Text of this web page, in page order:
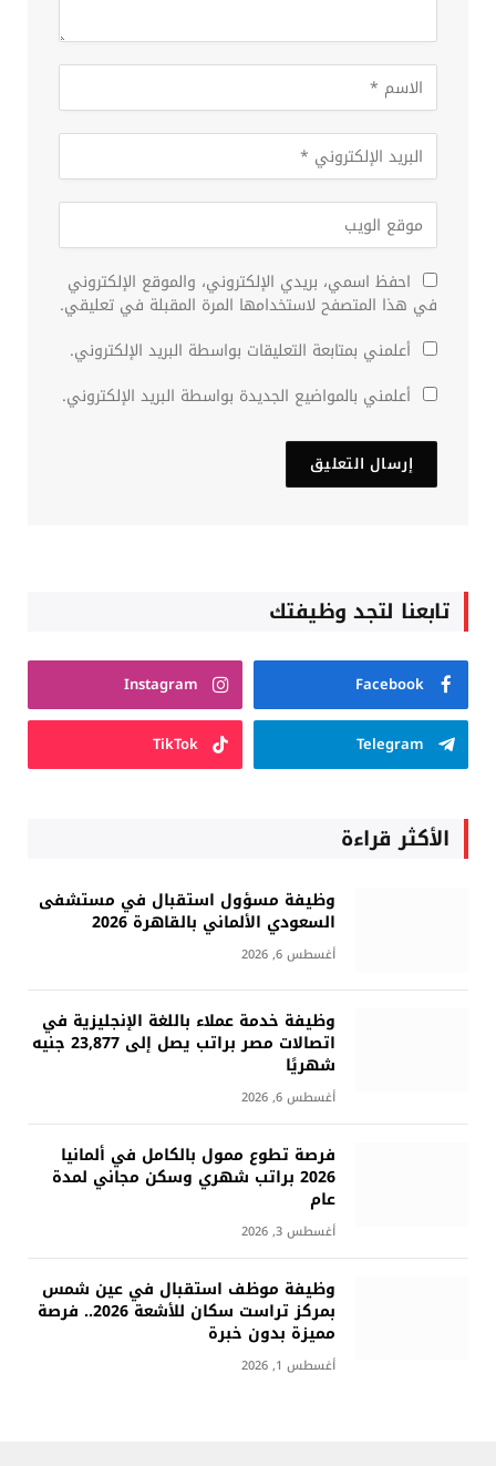
احفظ اسمي، بريدي الإلكتروني، والموقع الإلكتروني
في هذا المتصفح لاستخدامها المرة المقبلة في تعليقي.
أعلمني بمتابعة التعليقات بواسطة البريد الإلكتروني.
أعلمني بالمواضيع الجديدة بواسطة البريد الإلكتروني.
تابعنا لتجد وظيفتك
Facebook
Instagram
Telegram
TikTok
الأكثر قراءة
وظيفة مسؤول استقبال في مستشفى
السعودي الألماني بالقاهرة 2026
أغسطس 6, 2026
وظيفة خدمة عملاء باللغة الإنجليزية في
اتصالات مصر براتب يصل إلى 23,877 جنيه
شهريًا
أغسطس 6, 2026
فرصة تطوع ممول بالكامل في ألمانيا
2026 براتب شهري وسكن مجاني لمدة
عام
أغسطس 3, 2026
وظيفة موظف استقبال في عين شمس
بمركز تراست سكان للأشعة 2026.. فرصة
مميزة بدون خبرة
أغسطس 1, 2026